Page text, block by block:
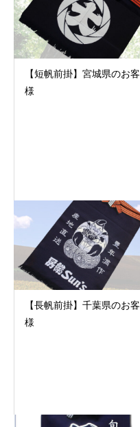
【短帆前掛】宮城県のお客
様
【長帆前掛】千葉県のお客
様